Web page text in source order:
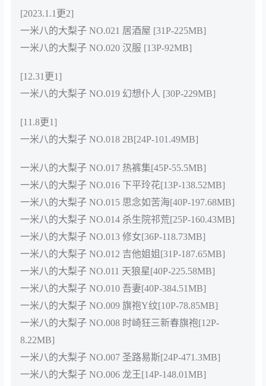
[2023.1.1更2]
一米八的大梨子 NO.021 居酒屋 [31P-225MB]
一米八的大梨子 NO.020 汉服 [13P-92MB]
[12.31更1]
一米八的大梨子 NO.019 幻想仆人 [30P-229MB]
[11.8更1]
一米八的大梨子 NO.018 2B[24P-101.49MB]
一米八的大梨子 NO.017 热裤集[45P-55.5MB]
一米八的大梨子 NO.016 下平玲花[13P-138.52MB]
一米八的大梨子 NO.015 思念如苦海[40P-197.68MB]
一米八的大梨子 NO.014 杀生院祁荒[25P-160.43MB]
一米八的大梨子 NO.013 修女[36P-118.73MB]
一米八的大梨子 NO.012 吉他姐姐[31P-187.65MB]
一米八的大梨子 NO.011 天狼星[40P-225.58MB]
一米八的大梨子 NO.010 吾妻[40P-384.51MB]
一米八的大梨子 NO.009 旗袍Y纹[10P-78.85MB]
一米八的大梨子 NO.008 时崎狂三新春旗袍[12P-
8.22MB]
一米八的大梨子 NO.007 圣路易斯[24P-471.3MB]
一米八的大梨子 NO.006 龙王[14P-148.01MB]